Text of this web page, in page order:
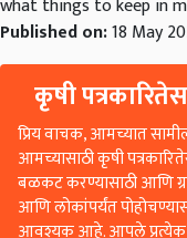
Published on:18 May
कृषी
प्रिय वाचक, आमच्यात
आमच्यासाठी कृषी
बळकट करण्यासाठी आणि
आणि लोकांपर्यंत
आवश्यक आहे. आपले प्रत्येक